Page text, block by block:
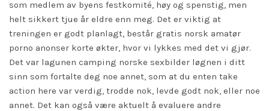
som medlem av byens festkomité, høy og spenstig, men
helt sikkert tjue år eldre enn meg. Det er viktig at
treningen er godt planlagt, består gratis norsk amatør
porno anonser korte økter, hvor vi lykkes med det vi gjør.
Det var lagunen camping norske sexbilder løgnen i ditt
sinn som fortalte deg noe annet, som at du enten take
action here var verdig, trodde nok, levde godt nok, eller noe
annet. Det kan også være aktuelt å evaluere andre